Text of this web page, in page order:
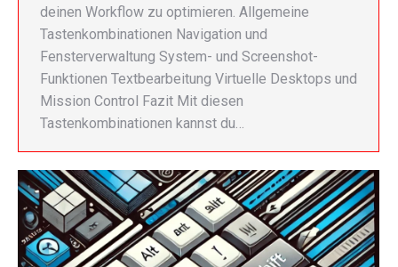
deinen Workflow zu optimieren. Allgemeine
Tastenkombinationen Navigation und
Fensterverwaltung System- und Screenshot-
Funktionen Textbearbeitung Virtuelle Desktops und
Mission Control Fazit Mit diesen
Tastenkombinationen kannst du…